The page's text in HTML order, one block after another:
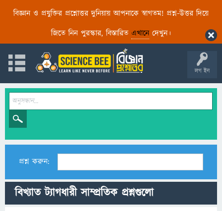
বিজ্ঞান ও প্রযুক্তির প্রশ্নোত্তর দুনিয়ায় আপনাকে স্বাগতম! প্রশ্ন-উত্তর দিয়ে
জিতে নিন পুরস্কার, বিস্তারিত এখানেদেখুন।
লগ ইন
প্রশ্ন করুন:
বিখ্যাত ট্যাগধারী সাম্প্রতিক প্রশ্নগুলো